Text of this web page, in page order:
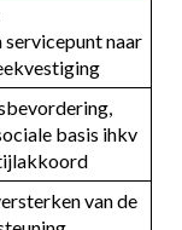
naar
basis ihkv
van de